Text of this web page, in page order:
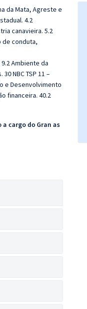
da Mata, Agreste e
4.2
canavieira. 5.2
de conduta,
Ambiente da
NBC TSP 11 –
e Desenvolvimento
financeira. 40.2
cargo do Gran as